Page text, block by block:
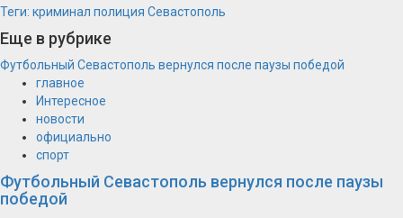
Теги: криминал полиция Севастополь
Еще в рубрике
Футбольный Севастополь вернулся после паузы победой
главное
Интересное
новости
официально
спорт
Футбольный Севастополь вернулся после паузы
победой